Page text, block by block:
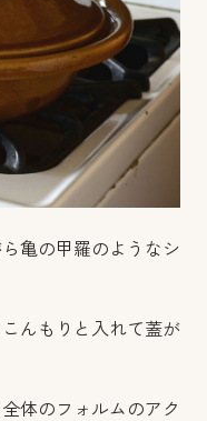
亀の甲羅のようなシ
んもりと入れて蓋が
体のフォルムのアク